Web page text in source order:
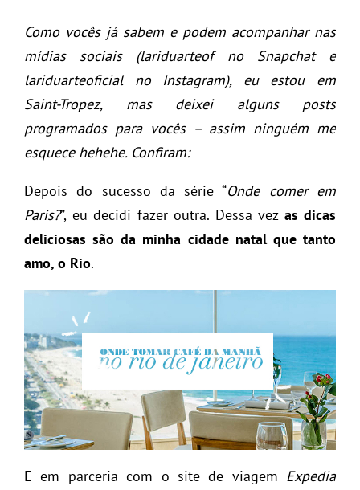
Como vocês já sabem e podem acompanhar nas
mídias sociais (lariduarteof no Snapchat e
lariduarteoficial no Instagram), eu estou em
Saint-Tropez, mas deixei alguns posts
programados para vocês – assim ninguém me
esquece hehehe. Confiram:
Depois do sucesso da série “Onde comer em
Paris?”, eu decidi fazer outra. Dessa vez as dicas
deliciosas são da minha cidade natal que tanto
amo, o Rio.
E em parceria com o site de viagem Expedia